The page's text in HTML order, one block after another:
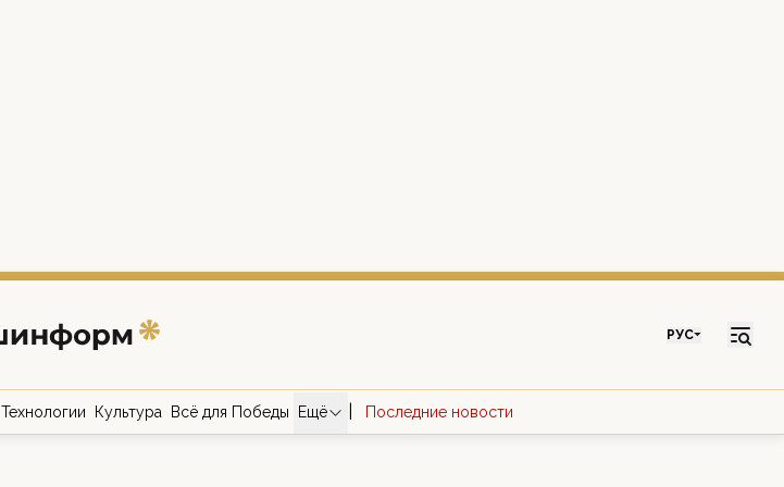
РУС
Технологии Культура Всё для Победы Ещё Последние новости